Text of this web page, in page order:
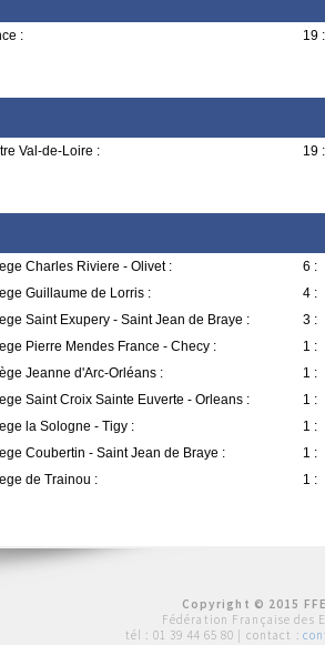
: 19 :
Val-de-Loire : 19 :
Charles Riviere - Olivet :
6 :
Guillaume de Lorris :
4 :
Saint Exupery - Saint Jean de Braye :
3 :
Pierre Mendes France - Checy :
1 :
Jeanne d'Arc-Orléans :
1 :
Saint Croix Sainte Euverte - Orleans :
1 :
la Sologne - Tigy :
1 :
Coubertin - Saint Jean de Braye :
1 :
de Trainou :
1 :
Copyright © 2015
Fédération Française des
tél : 01 39 44 65 80 | contact :